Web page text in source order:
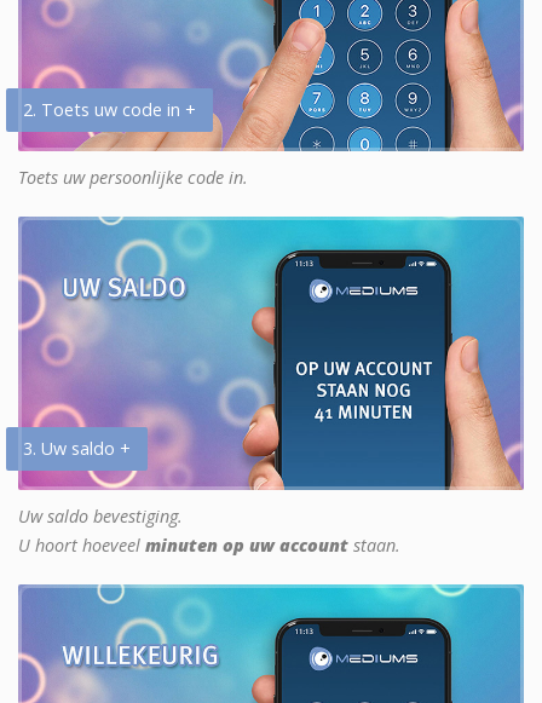
2. Toets uw code in +
Toets uw persoonlijke code in.
3. Uw saldo +
Uw saldo bevestiging.
U hoort hoeveel minuten op uw account staan.